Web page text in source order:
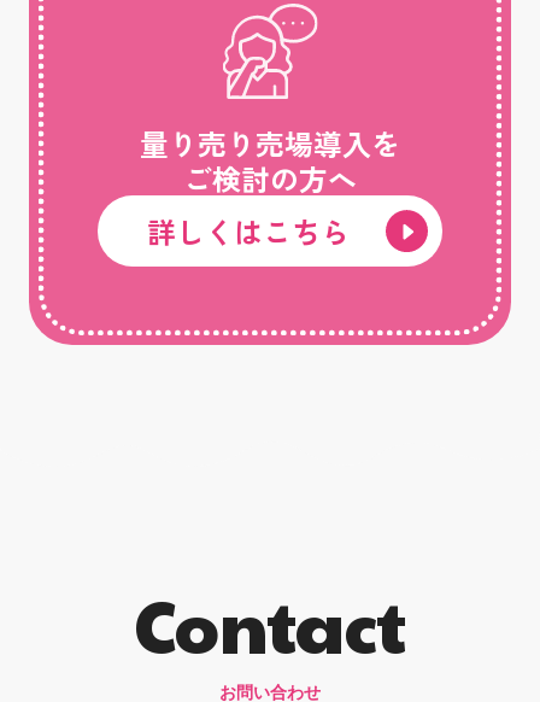
量り売り売場導入を
ご検討の方へ
詳しくはこちら
Contact
お問い合わせ